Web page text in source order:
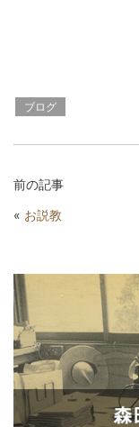
ブログ
前の記事
« お説教